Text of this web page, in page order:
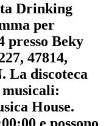
Drinking
per
presso Beky
47814,
La discoteca
House.